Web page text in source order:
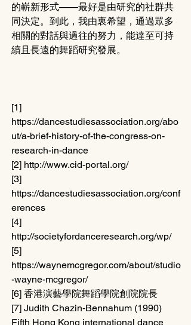
的嶄新形式——最好是由研究的社群共
同決定。到此，我由衷希望，通過眾多
相關的對話與過往的努力，能達至可持
續且長遠的舞蹈研究發展。
[1]
https://dancestudiesassociation.org/abo
ut/a-brief-history-of-the-congress-on-
research-in-dance
[2] http://www.cid-portal.org/
[3]
https://dancestudiesassociation.org/conf
erences
[4]
http://societyfordanceresearch.org/wp/
[5]
https://waynemcgregor.com/about/studio
-wayne-mcgregor/
[6] 香港演藝學院舞蹈學院創院院長
[7] Judith Chazin‐Bennahum (1990)
Fifth Hong Kong international dance